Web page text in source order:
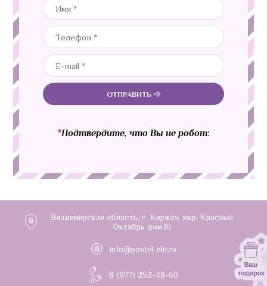
ОТПРАВИТЬ
*Подтвердите, что Вы не робот:
Владимирская область, г. Киржач, мкр. Красный
Октябрь дом.10
info@postel-elit.ru
8 (977) 252-48-60